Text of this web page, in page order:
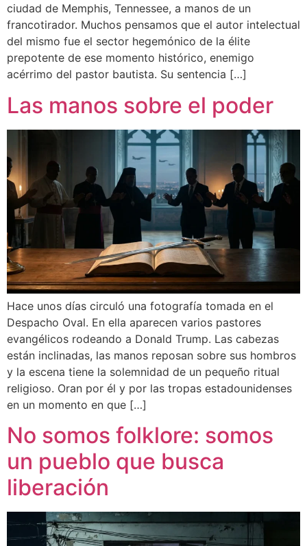
ciudad de Memphis, Tennessee, a manos de un
francotirador. Muchos pensamos que el autor intelectual
del mismo fue el sector hegemónico de la élite
prepotente de ese momento histórico, enemigo
acérrimo del pastor bautista. Su sentencia […]
Las manos sobre el poder
Hace unos días circuló una fotografía tomada en el
Despacho Oval. En ella aparecen varios pastores
evangélicos rodeando a Donald Trump. Las cabezas
están inclinadas, las manos reposan sobre sus hombros
y la escena tiene la solemnidad de un pequeño ritual
religioso. Oran por él y por las tropas estadounidenses
en un momento en que […]
No somos folklore: somos
un pueblo que busca
liberación